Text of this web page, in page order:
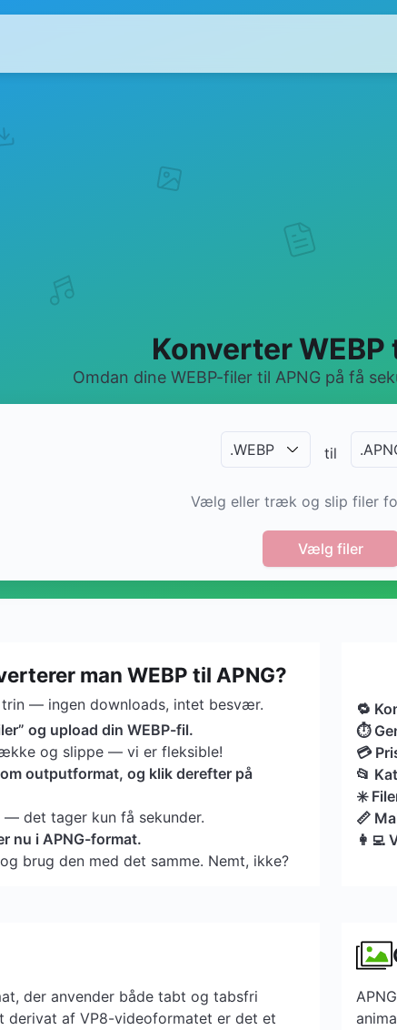
Konverter WEBP
Omdan dine WEBP-filer til APNG på få
.WEBP til .
Vælg eller træk og slip filer
Vælg filer
man WEBP til APNG?
trin — ingen downloads, intet besvær.
og upload din WEBP-fil.
og slippe — vi er fleksible!
outputformat, og klik derefter på
— det tager kun få sekunder.
nu i APNG-format.
brug den med det samme. Nemt, ikke?
🔁
⏱
💳
📂
✳️
📏
👩‍💻
der anvender både tabt og tabsfri
derivat af VP8-videoformatet er det et